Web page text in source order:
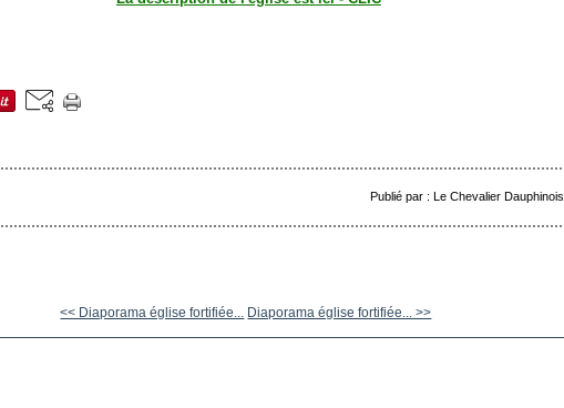
Publié par : Le Chevalier Dauphinois
<< Diaporama église fortifiée... Diaporama église fortifiée... >>